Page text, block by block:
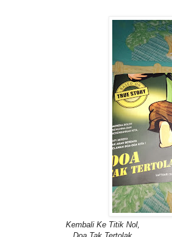
Kembali Ke Titik Nol,